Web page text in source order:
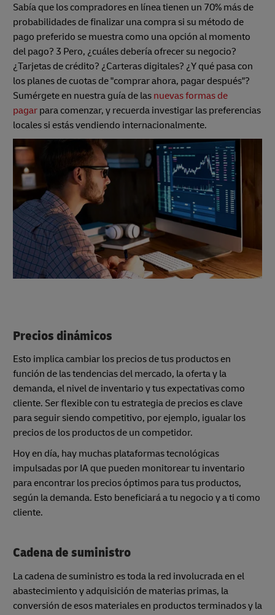
Sabía que los compradores en línea tienen un 70% más de
probabilidades de finalizar una compra si su método de
pago preferido se muestra como una opción al momento
del pago? 3 Pero, ¿cuáles debería ofrecer su negocio?
¿Tarjetas de crédito? ¿Carteras digitales? ¿Y qué pasa con
los planes de cuotas de "comprar ahora, pagar después"?
Sumérgete en nuestra guía de las nuevas formas de
pagar para comenzar, y recuerda investigar las preferencias
locales si estás vendiendo internacionalmente.
Precios dinámicos
Esto implica cambiar los precios de tus productos en
función de las tendencias del mercado, la oferta y la
demanda, el nivel de inventario y tus expectativas como
cliente. Ser flexible con tu estrategia de precios es clave
para seguir siendo competitivo, por ejemplo, igualar los
precios de los productos de un competidor.
Hoy en día, hay muchas plataformas tecnológicas
impulsadas por IA que pueden monitorear tu inventario
para encontrar los precios óptimos para tus productos,
según la demanda. Esto beneficiará a tu negocio y a ti como
cliente.
Cadena de suministro
La cadena de suministro es toda la red involucrada en el
abastecimiento y adquisición de materias primas, la
conversión de esos materiales en productos terminados y la